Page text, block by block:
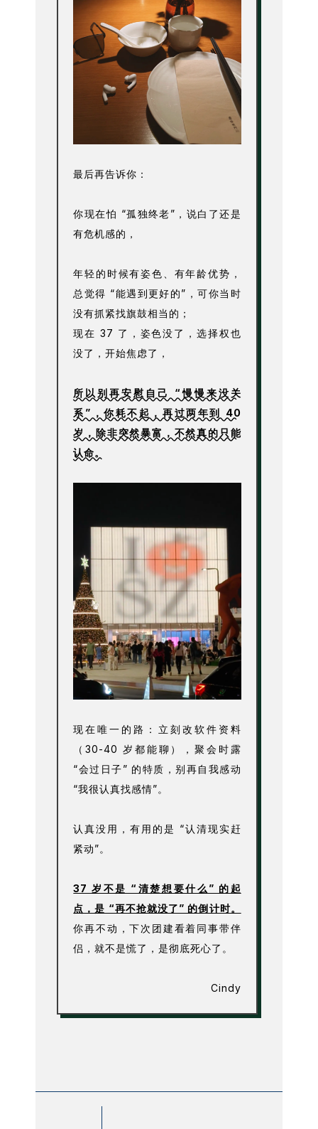
最后再告诉你：
你现在怕 “孤独终老”，说白了还是
有危机感的，
年轻的时候有姿色、有年龄优势，
总觉得 “能遇到更好的”，可你当时
没有抓紧找旗鼓相当的；
现在 37 了，姿色没了，选择权也
没了，开始焦虑了，
所以别再安慰自己 “慢慢来没关
系”，你耗不起，再过两年到 40
岁，除非突然暴富，不然真的只能
认命。
现在唯一的路：立刻改软件资料
（30-40 岁都能聊），聚会时露
“会过日子” 的特质，别再自我感动
“我很认真找感情”。
认真没用，有用的是 “认清现实赶
紧动”。
37 岁不是 “清楚想要什么” 的起
点，是 “再不抢就没了” 的倒计时。
你再不动，下次团建看着同事带伴
侣，就不是慌了，是彻底死心了。
Cindy